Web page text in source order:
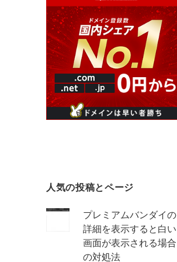
人気の投稿とページ
プレミアムバンダイの
詳細を表示すると白い
画面が表示される場合
の対処法